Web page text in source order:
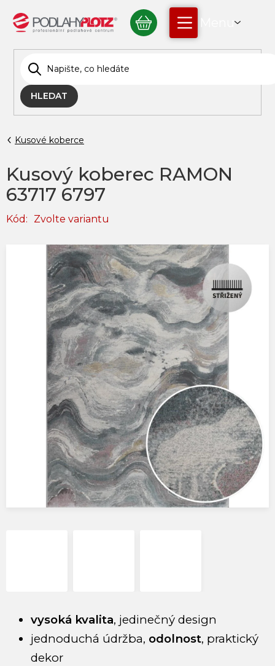
obsah
HLEDAT
NÁKUPNÍ
KOŠÍK
Kusové koberce
Kusový koberec RAMON
63717 6797
Kód: Zvolte variantu
vysoká kvalita, jedinečný design
jednoduchá údržba, odolnost, praktický
dekor